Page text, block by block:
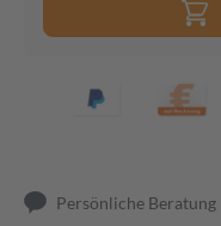
Persönliche Beratung